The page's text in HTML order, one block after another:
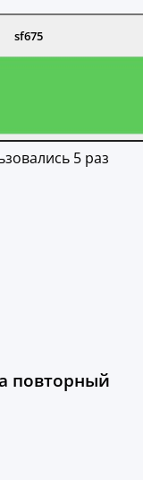
sf675
5 раз
повторный